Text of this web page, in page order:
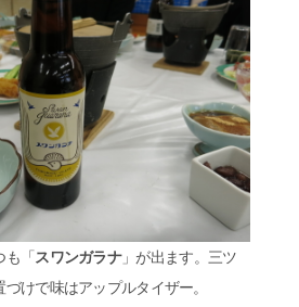
「 スワンガラナ」が出ます。三ツ
けで味はアップルタイザー。